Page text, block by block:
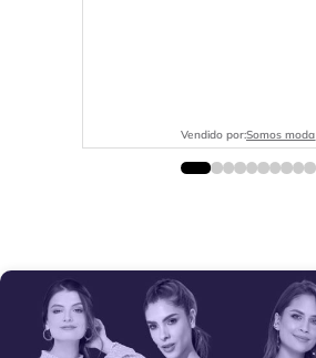
Vendido por:Somos moda